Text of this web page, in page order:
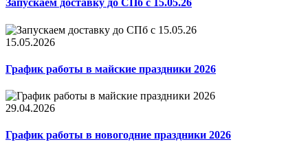
Запускаем доставку до СПб с 15.05.26
15.05.2026
График работы в майские праздники 2026
29.04.2026
График работы в новогодние праздники 2026